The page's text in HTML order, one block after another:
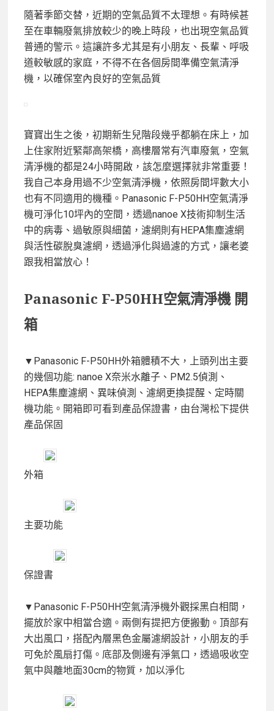
隨著季節交替，近期的空氣品質不太理想。有時候甚
至在車輛廢氣排放較少的晚上時段，也出現空氣品質
普通的警示。這讓許多尤其是有小朋友、長輩、呼吸
道較敏感的家庭，不得不在各個房間準備空氣清淨
機，以確保室內良好的空氣品質
寶寶出生之後，初期新生兒階段幾乎都躺在床上，加
上住家附近緊鄰高架橋，高樓層常有汽車廢氣，空氣
清淨機的都是24小時開啟，該怎麼選擇就非常重要！
我自己本身用過不少空氣清淨機，依照房間坪數大小
也有不同適用的機種。Panasonic F-P50HH空氣清淨
機可淨化10坪內的空間，透過nanoe X技術抑制生活
中的病毒、過敏原與細菌，濾網則有HEPA集塵濾網
與活性碳脫臭濾網，透過淨化與過濾的方式，讓老婆
跟我相當放心！
Panasonic F-P50HH空氣清淨機 開
箱
▼Panasonic F-P50HH外箱體積不大，上頭列出主要
的幾個功能: nanoe X奈米水離子、PM2.5偵測、
HEPA集塵濾網、異味偵測、濾網更換提醒、定時關
機功能。開箱即可看到產品保證書，由台灣松下提供
產品保固
外箱
主要功能
保證書
▼Panasonic F-P50HH空氣清淨機外觀採黑白相間，
擺放於家中相當合適。兩側有提把方便搬動。頂部有
大出風口，搭配內層黑色金屬濾網設計，小朋友的手
可免於風扇打傷。底部及側邊有淨氣口，透過吸收空
氣中與離地面30cm的物質，加以淨化